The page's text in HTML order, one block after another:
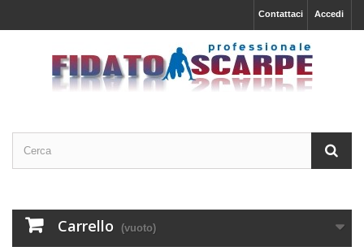
Accedi
Contattaci
Carrello (vuoto)